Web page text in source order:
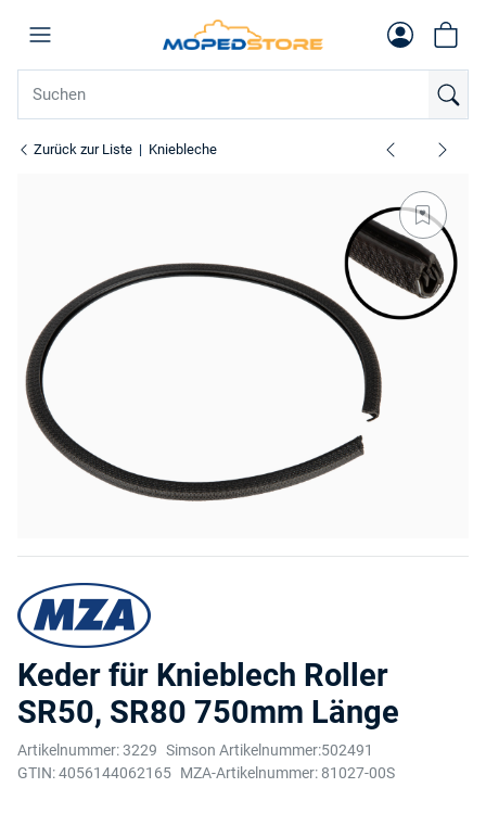
Zurück zur Liste Kniebleche
Keder für Knieblech Roller
SR50, SR80 750mm Länge
Artikelnummer:3229 Simson Artikelnummer:502491
GTIN:4056144062165 MZA-Artikelnummer: 81027-00S